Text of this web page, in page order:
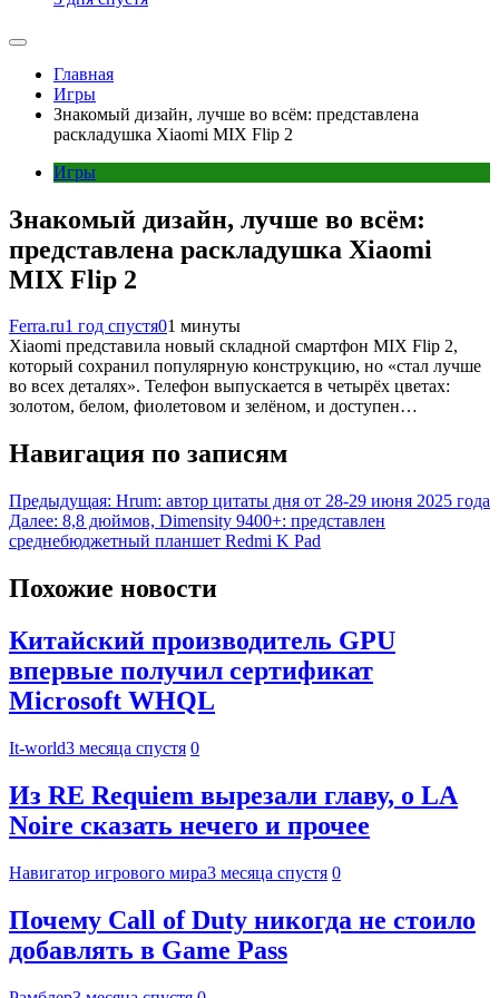
Главная
Игры
Знакомый дизайн, лучше во всём: представлена
раскладушка Xiaomi MIX Flip 2
Игры
Знакомый дизайн, лучше во всём:
представлена раскладушка Xiaomi
MIX Flip 2
Ferra.ru1 год спустя01 минуты
Xiaomi представила новый складной смартфон MIX Flip 2,
который сохранил популярную конструкцию, но «стал лучше
во всех деталях». Телефон выпускается в четырёх цветах:
золотом, белом, фиолетовом и зелёном, и доступен…
Навигация по записям
Предыдущая: Hrum: автор цитаты дня от 28-29 июня 2025 года
Далее: 8,8 дюймов, Dimensity 9400+: представлен
среднебюджетный планшет Redmi K Pad
Похожие новости
Китайский производитель GPU
впервые получил сертификат
Microsoft WHQL
It-world3 месяца спустя 0
Из RE Requiem вырезали главу, о LA
Noire сказать нечего и прочее
Навигатор игрового мира3 месяца спустя 0
Почему Call of Duty никогда не стоило
добавлять в Game Pass